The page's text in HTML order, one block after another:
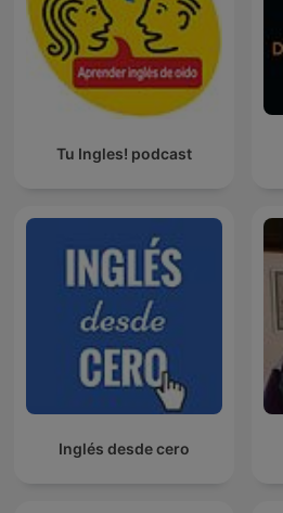
Tu Ingles! podcast
Inglés desde cero